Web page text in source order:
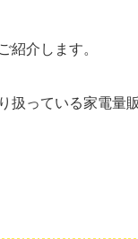
紹介します。
っている家電量